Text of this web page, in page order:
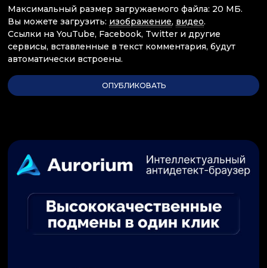
Максимальный размер загружаемого файла: 20 МБ.
Вы можете загрузить: изображение, видео.
Ссылки на YouTube, Facebook, Twitter и другие
сервисы, вставленные в текст комментария, будут
автоматически встроены.